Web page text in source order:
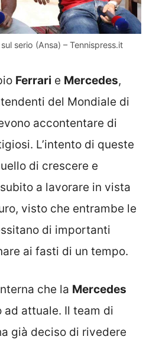
serio (Ansa) – Tennispress.it
Ferrari e Mercedes,
del Mondiale di
accontentare di
L’intento di queste
di crescere e
a lavorare in vista
visto che entrambe le
di importanti
ai fasti di un tempo.
che la Mercedes
ad attuale. Il team di
già deciso di rivedere